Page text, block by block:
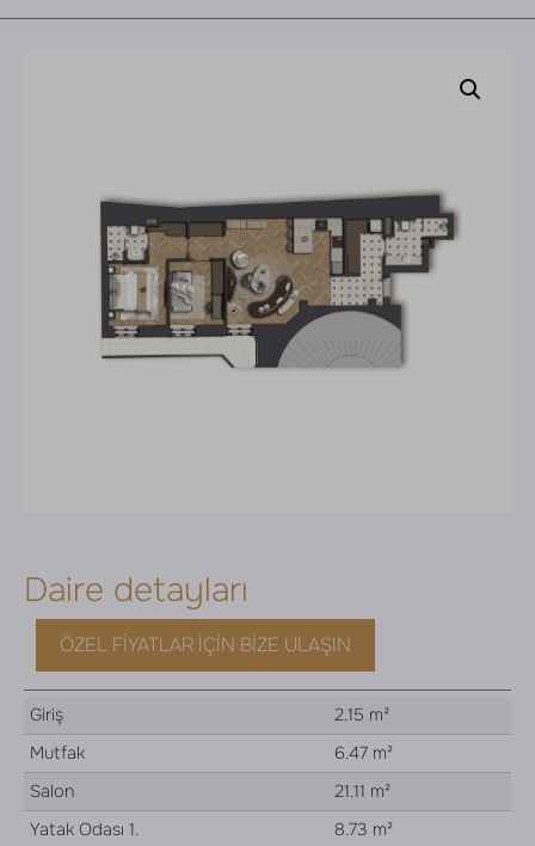
Daire detayları
ÖZEL FIYATLAR İÇIN BIZE ULAŞIN
Giriş
2.15 m²
Mutfak
6.47 m²
Salon
21.11 m²
Yatak Odası 1.
8.73 m²